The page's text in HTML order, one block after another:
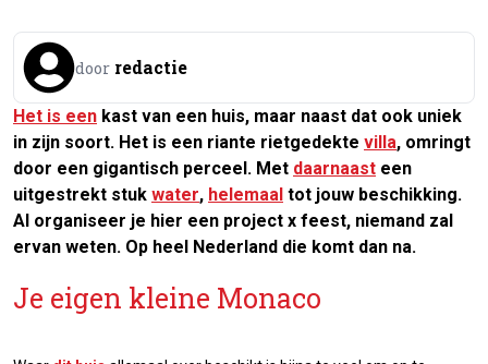
door redactie
Het is een kast van een huis, maar naast dat ook uniek
in zijn soort. Het is een riante rietgedekte villa, omringt
door een gigantisch perceel. Met daarnaast een
uitgestrekt stuk water, helemaal tot jouw beschikking.
Al organiseer je hier een project x feest, niemand zal
ervan weten. Op heel Nederland die komt dan na.
Je eigen kleine Monaco